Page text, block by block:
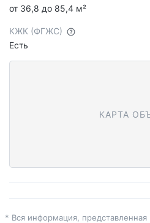
от 36,8 до 85,4 м²
КЖК (ФГЖС)
Есть
КАРТА
* Вся информация, представленная